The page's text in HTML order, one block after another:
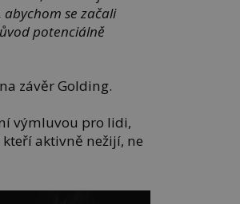
se začali
potenciálně
závěr Golding.
výmluvou pro lidi,
aktivně nežijí, ne